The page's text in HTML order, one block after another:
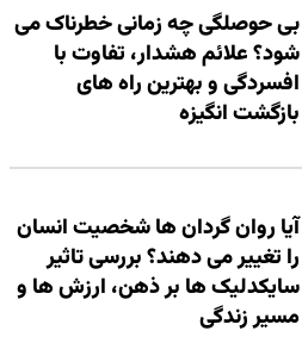
بی حوصلگی چه زمانی خطرناک می
شود؟ علائم هشدار، تفاوت با
افسردگی و بهترین راه های
بازگشت انگیزه
آیا روان گردان ها شخصیت انسان
را تغییر می دهند؟ بررسی تاثیر
سایکدلیک ها بر ذهن، ارزش ها و
مسیر زندگی